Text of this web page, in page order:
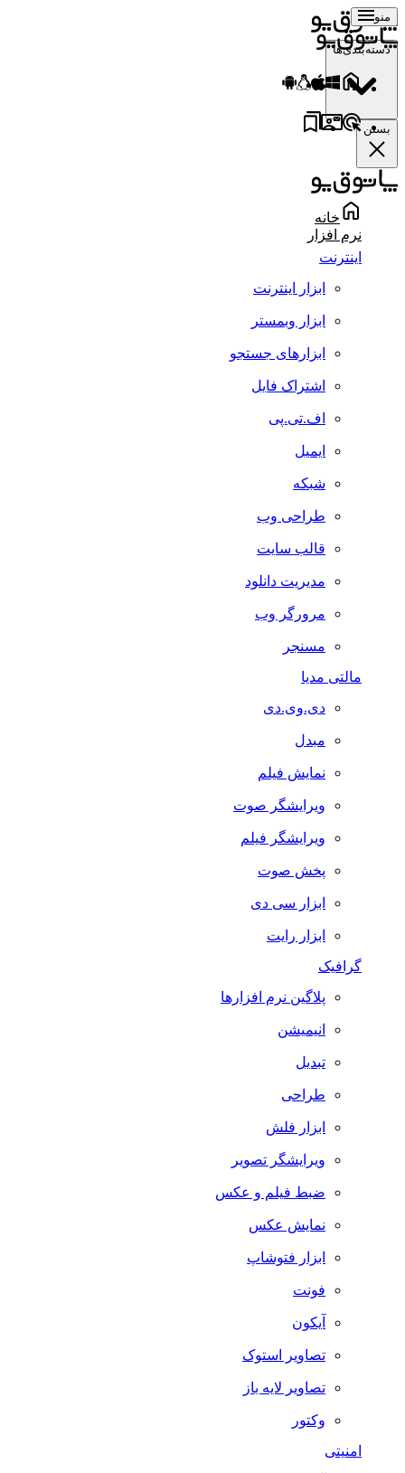
منو
دسته‌بندی‌ها
بستن
خانه
نرم افزار
اینترنت
ابزار اینترنت
ابزار وبمستر
ابزارهای جستجو
اشتراک فایل
اف.تی.پی
ایمیل
شبکه
طراحی وب
قالب سایت
مدیریت دانلود
مرورگر وب
مسنجر
مالتی مدیا
دی.وی.دی
مبدل
نمایش فیلم
ویرایشگر صوت
ویرایشگر فیلم
پخش صوت
ابزار سی دی
ابزار رایت
گرافیک
پلاگین نرم افزارها
انیمیشن
تبدیل
طراحی
ابزار فلش
ویرایشگر تصویر
ضبط فيلم و عكس
نمایش عکس
ابزار فتوشاپ
فونت
آیکون
تصاویر استوک
تصاویر لایه باز
وکتور
امنیتی